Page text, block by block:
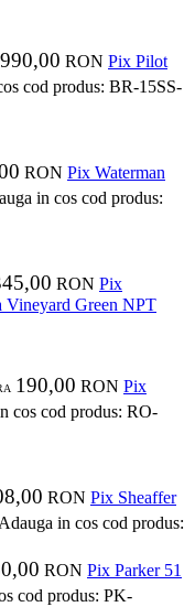
990,00 RON Pix Pilot
cod produs: BR-15SS-
RON Pix Waterman
in cos cod produs:
RON Pix
Vineyard Green NPT
190,00 RON Pix
cos cod produs: RO-
RON Pix Sheaffer
Adauga in cos cod produs:
RON Pix Parker 51
cod produs: PK-